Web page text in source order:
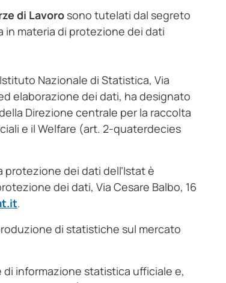
di Lavoro sono tutelati dal segreto
in materia di protezione dei dati
Nazionale di Statistica, Via
elaborazione dei dati, ha designato
Direzione centrale per la raccolta
e il Welfare (art. 2-quaterdecies
protezione dei dati dell’Istat è
dei dati, Via Cesare Balbo, 16
.
di statistiche sul mercato
informazione statistica ufficiale e,